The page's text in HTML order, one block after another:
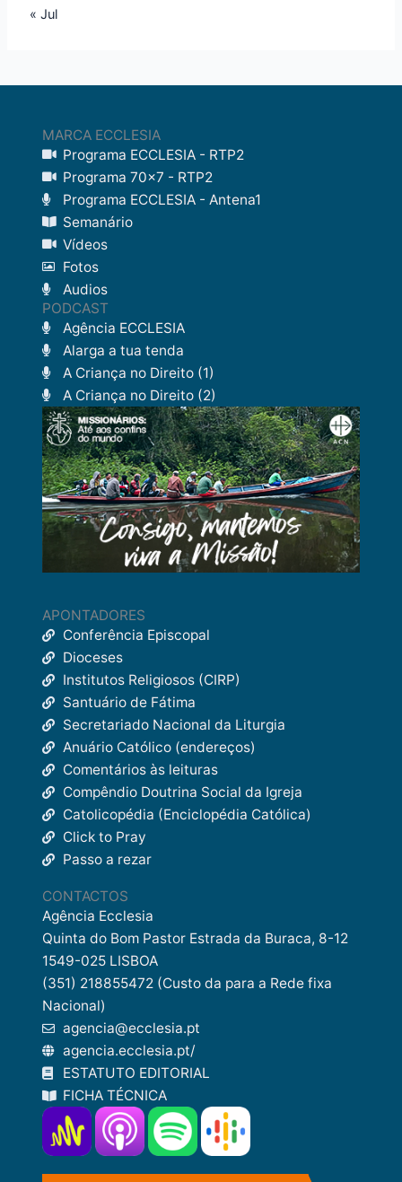
« Jul
MARCA ECCLESIA
Programa ECCLESIA - RTP2
Programa 70x7 - RTP2
Programa ECCLESIA - Antena1
Semanário
Vídeos
Fotos
Audios
PODCAST
Agência ECCLESIA
Alarga a tua tenda
A Criança no Direito (1)
A Criança no Direito (2)
APONTADORES
Conferência Episcopal
Dioceses
Institutos Religiosos (CIRP)
Santuário de Fátima
Secretariado Nacional da Liturgia
Anuário Católico (endereços)
Comentários às leituras
Compêndio Doutrina Social da Igreja
Catolicopédia (Enciclopédia Católica)
Click to Pray
Passo a rezar
CONTACTOS
Agência Ecclesia
Quinta do Bom Pastor Estrada da Buraca, 8-12
1549-025 LISBOA
(351) 218855472 (Custo da para a Rede fixa
Nacional)
agencia@ecclesia.pt
agencia.ecclesia.pt/
ESTATUTO EDITORIAL
FICHA TÉCNICA